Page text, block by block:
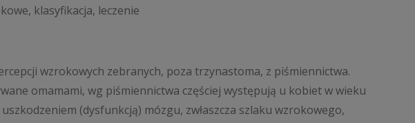
klasyfikacja, leczenie
wzrokowych zebranych, poza trzynastoma, z piśmiennictwa.
omamami, wg piśmiennictwa częściej występują u kobiet w wieku
(dysfunkcją) mózgu, zwłaszcza szlaku wzrokowego,